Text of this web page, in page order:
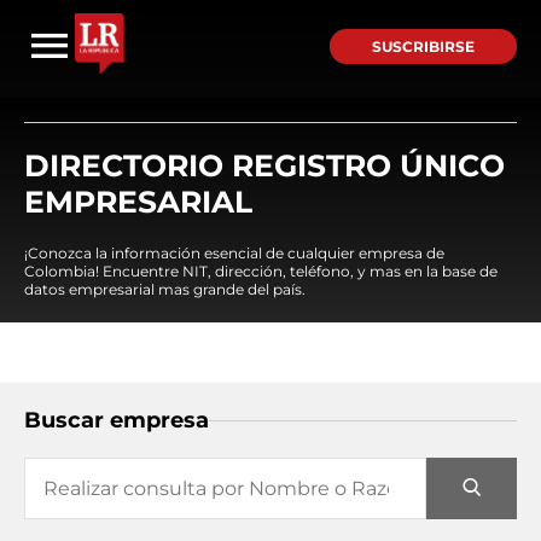
SUSCRIBIRSE
DIRECTORIO REGISTRO ÚNICO
EMPRESARIAL
¡Conozca la información esencial de cualquier empresa de
Colombia! Encuentre NIT, dirección, teléfono, y mas en la base de
datos empresarial mas grande del país.
Buscar empresa